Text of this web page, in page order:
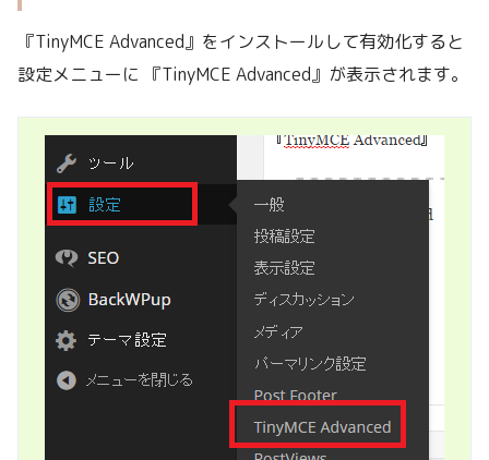
『TinyMCE Advanced』をインストールして有効化すると
設定メニューに 『TinyMCE Advanced』が表示されます。